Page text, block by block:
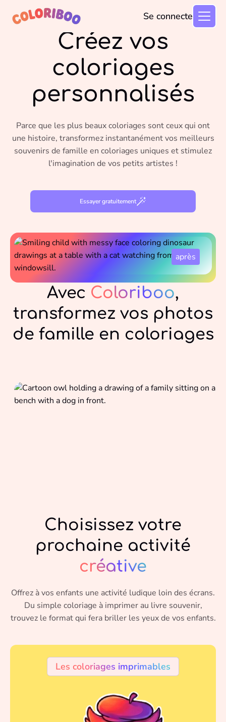
Se connecter
4.9/5.0 (106)
Créez vos
coloriages
personnalisés
Parce que les plus beaux coloriages sont ceux qui ont
une histoire, transformez instantanément vos meilleurs
souvenirs de famille en coloriages uniques et stimulez
l'imagination de vos petits artistes !
Essayer gratuitement
Avec Coloriboo,
transformez vos photos
de famille en coloriages
Choisissez votre
prochaine activité
créative
Offrez à vos enfants une activité ludique loin des écrans.
Du simple coloriage à imprimer au livre souvenir,
trouvez le format qui fera briller les yeux de vos enfants.
Les coloriages imprimables